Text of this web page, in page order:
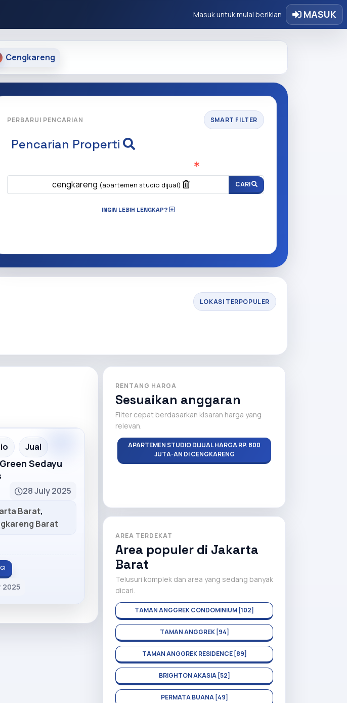
Masuk untuk mulai beriklan MASUK
Cengkareng
PERBARUI PENCARIAN SMART FILTER
Pencarian Properti
cengkareng (apartemen studio dijual) CARI
INGIN LEBIH LENGKAP?
LOKASI TERPOPULER
Jual
Sedayu
28 July 2025
Barat,
Barat
2025
RENTANG HARGA
Sesuaikan anggaran
Filter cepat berdasarkan kisaran harga yang
relevan.
APARTEMEN STUDIO DIJUAL HARGA RP. 800
JUTA-AN DI CENGKARENG
AREA TERDEKAT
Area populer di Jakarta
Barat
Telusuri komplek dan area yang sedang banyak
dicari.
TAMAN ANGGREK CONDOMINIUM [102]
TAMAN ANGGREK [94]
TAMAN ANGGREK RESIDENCE [89]
BRIGHTON AKASIA [52]
PERMATA BUANA [49]